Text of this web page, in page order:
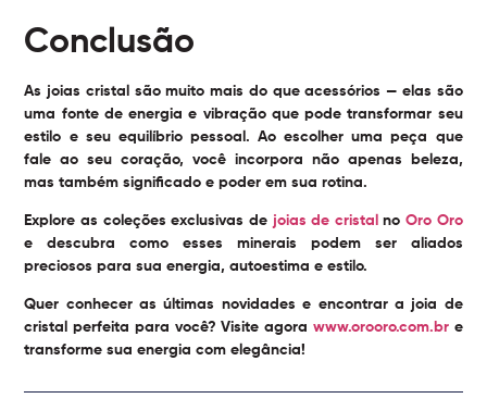
Conclusão
As joias cristal
são muito mais do que acessórios — elas são
uma fonte de energia e vibração que pode transformar seu
estilo e seu equilíbrio pessoal. Ao escolher uma peça que
fale ao seu coração, você incorpora não apenas beleza,
mas também significado e poder em sua rotina.
Explore as coleções exclusivas de joias de cristal no Oro Oro
e descubra como esses minerais podem ser aliados
preciosos para sua energia, autoestima e estilo.
Quer conhecer as últimas novidades e encontrar a joia de
cristal perfeita para você? Visite agora www.orooro.com.bre
transforme sua energia com elegância!